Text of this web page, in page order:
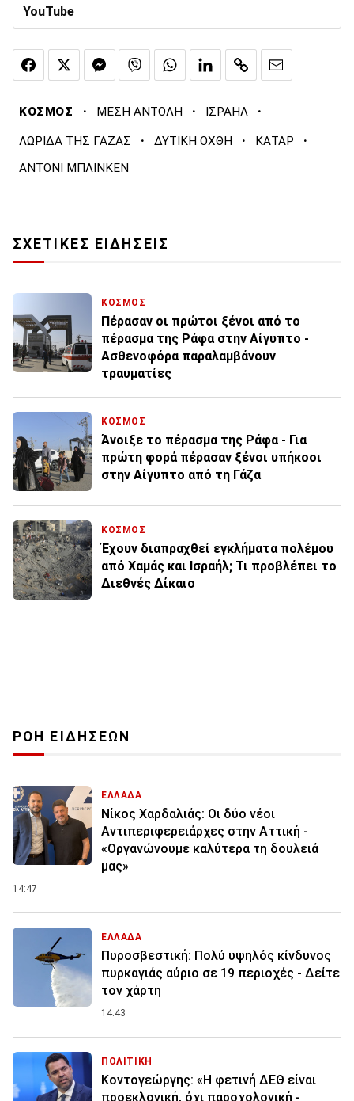
YouTube
ΚΟΣΜΟΣ · ΜΕΣΗ ΑΝΤΟΛΗ · ΙΣΡΑΗΛ ·
ΛΩΡΙΔΑ ΤΗΣ ΓΑΖΑΣ · ΔΥΤΙΚΗ ΟΧΘΗ · ΚΑΤΑΡ ·
ΑΝΤΟΝΙ ΜΠΛΙΝΚΕΝ
ΣΧΕΤΙΚΕΣ ΕΙΔΗΣΕΙΣ
ΚΟΣΜΟΣ
Πέρασαν οι πρώτοι ξένοι από το
πέρασμα της Ράφα στην Αίγυπτο -
Ασθενοφόρα παραλαμβάνουν
τραυματίες
ΚΟΣΜΟΣ
Άνοιξε το πέρασμα της Ράφα - Για
πρώτη φορά πέρασαν ξένοι υπήκοοι
στην Αίγυπτο από τη Γάζα
ΚΟΣΜΟΣ
Έχουν διαπραχθεί εγκλήματα πολέμου
από Χαμάς και Ισραήλ; Τι προβλέπει το
Διεθνές Δίκαιο
ΡΟΗ ΕΙΔΗΣΕΩΝ
ΕΛΛΑΔΑ
Νίκος Χαρδαλιάς: Οι δύο νέοι
Αντιπεριφερειάρχες στην Αττική -
«Οργανώνουμε καλύτερα τη δουλειά
μας»
14:47
ΕΛΛΑΔΑ
Πυροσβεστική: Πολύ υψηλός κίνδυνος
πυρκαγιάς αύριο σε 19 περιοχές - Δείτε
τον χάρτη
14:43
ΠΟΛΙΤΙΚΗ
Κοντογεώργης: «Η φετινή ΔΕΘ είναι
προεκλογική, όχι παροχολογική -